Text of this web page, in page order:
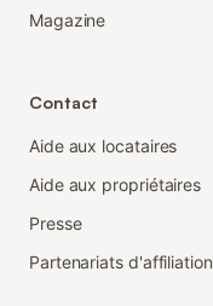
Magazine
Contact
Aide aux locataires
Aide aux propriétaires
Presse
Partenariats d'affiliation